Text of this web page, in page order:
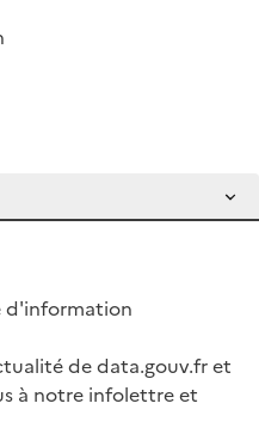
d'information
de data.gouv.fr et
à notre infolettre et